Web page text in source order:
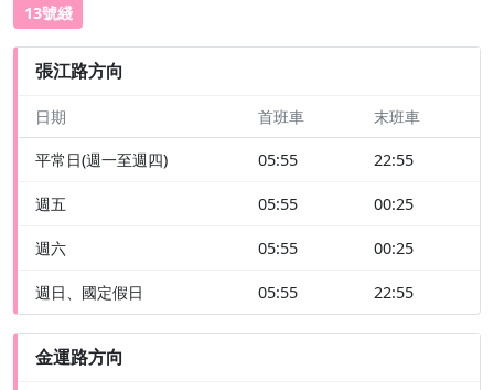
13號綫
張江路方向
日期 首班車 末班車
平常日(週一至週四) 05:55 22:55
週五 05:55 00:25
週六 05:55 00:25
週日、國定假日 05:55 22:55
金運路方向